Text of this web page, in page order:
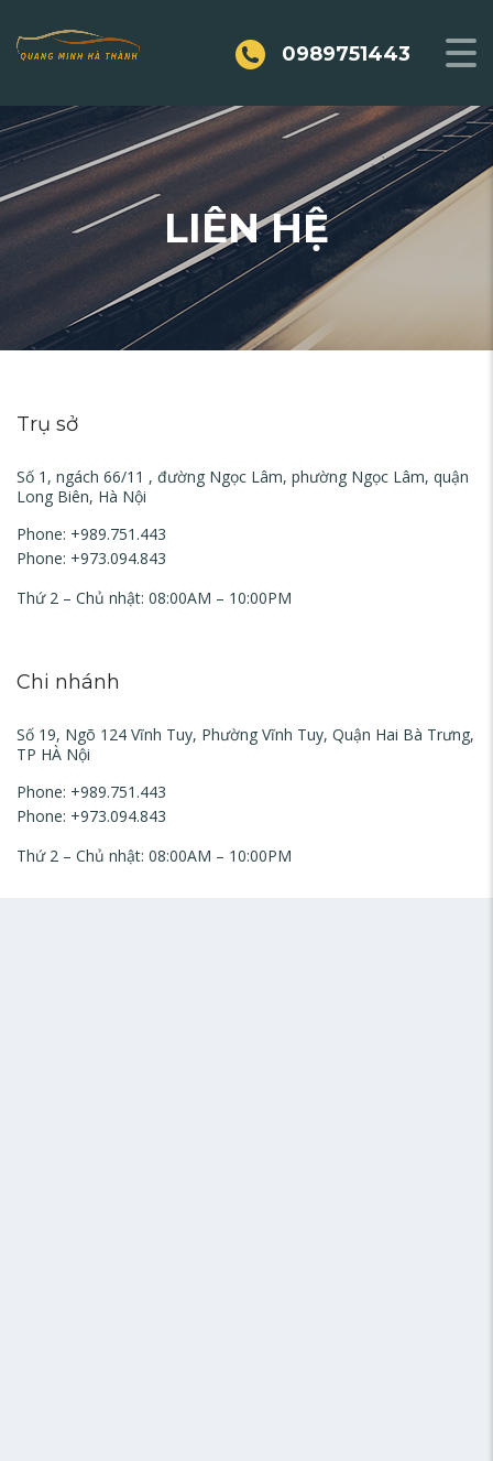
0989751443
LIÊN HỆ
Trụ sở
Số 1, ngách 66/11 , đường Ngọc Lâm, phường Ngọc Lâm, quận
Long Biên, Hà Nội
Phone: +989.751.443
Phone: +973.094.843
Thứ 2 – Chủ nhật: 08:00AM – 10:00PM
Chi nhánh
Số 19, Ngõ 124 Vĩnh Tuy, Phường Vĩnh Tuy, Quận Hai Bà Trưng,
TP HÀ Nội
Phone: +989.751.443
Phone: +973.094.843
Thứ 2 – Chủ nhật: 08:00AM – 10:00PM